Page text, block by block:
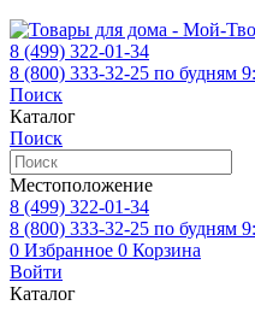
8 (499) 322-01-34
8 (800) 333-32-25 по будням
Поиск
Каталог
Поиск
Местоположение
8 (499) 322-01-34
8 (800) 333-32-25 по будням
0 Избранное 0 Корзина
Войти
Каталог